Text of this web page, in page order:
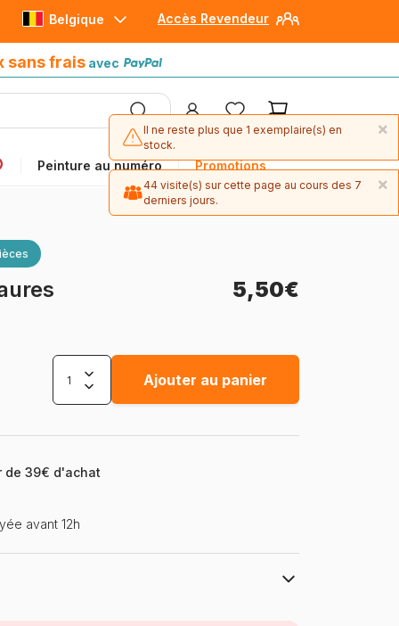
Accès Revendeur
Belgique
sans frais avec
Peinture au numéro Promotions
5,50€
Ajouter au panier
de 39€ d'achat
avant 12h
×
Il ne reste plus que 1 exemplaire(s) en
stock.
×
44 visite(s) sur cette page au cours des 7
derniers jours.